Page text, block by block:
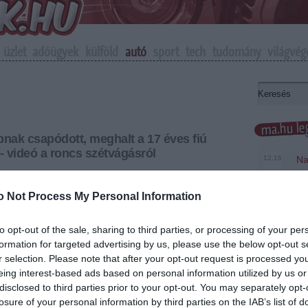
Not Process My Personal Information
opt-out of the sale, sharing to third parties, or processing of your
for targeted advertising by us, please use the below opt-out
selection. Please note that after your opt-out request is processed
interest-based ads based on personal information utilized by us
to third parties prior to your opt-out. You may separately
of your personal information by third parties on the IAB’s list of
autó
csapódott, meghalt a 17 éves fiú
videó a roncs szétvágásról
ütközött egy személygépkocsi Budapesten, a
+-
halt meg vasárnap hajnalban a Károly körúton,
körülmények között egy oszlopnak ütközött. A
sérülésekkel szállították kórházba. A
videót közölt a roncs szétvágásáról.
ma.hu
12:16
20:46
16:12
A